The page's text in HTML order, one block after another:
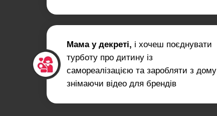
Мама у декреті, і хочеш поєднувати
турботу про дитину із
самореалізацією та заробляти з дому
знімаючи відео для брендів